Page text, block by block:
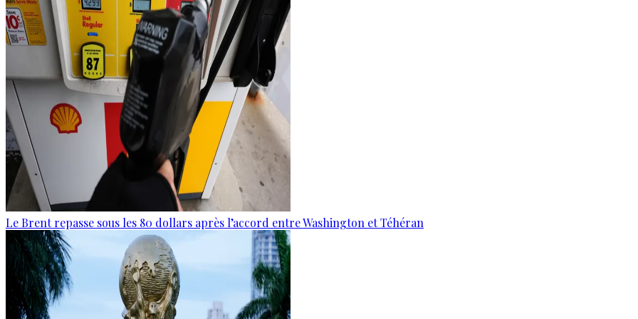
Le Brent repasse sous les 80 dollars après l’accord entre Washington et Téhéran